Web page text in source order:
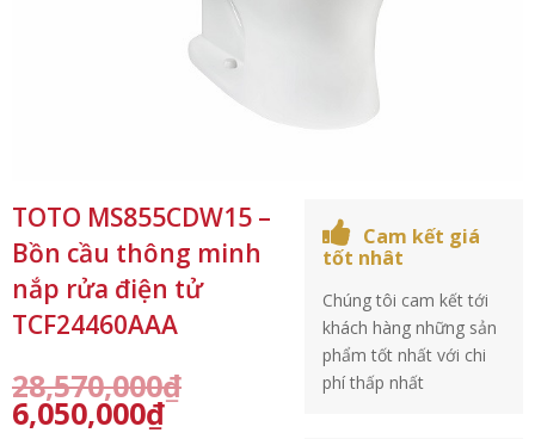
TOTO MS855CDW15 –
Bồn cầu thông minh
nắp rửa điện tử
TCF24460AAA
28,570,000₫
6,050,000₫
Cam kết giá
tốt nhât
Chúng tôi cam kết tới
khách hàng những sản
phẩm tốt nhất với chi
phí thấp nhất